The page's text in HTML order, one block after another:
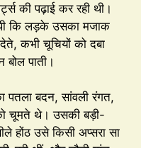
की पढ़ाई कर रही थी।
थी कि लड़के उसका मजाक
कभी चूचियों को दबा
बोल पाती।
पतला बदन, सांवली रंगत,
चूमते थे। उसकी बड़ी-
होंठ उसे किसी अप्सरा सा